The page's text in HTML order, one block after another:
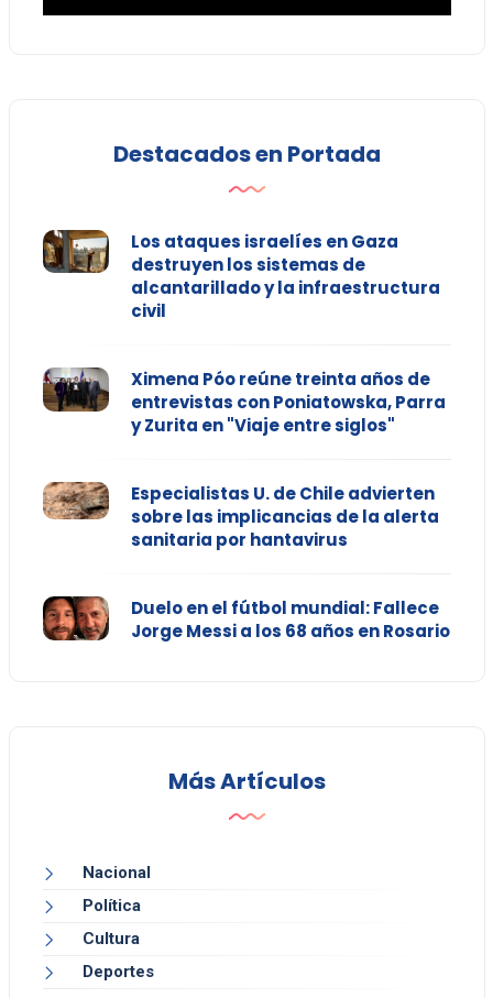
Destacados en Portada
Los ataques israelíes en Gaza
destruyen los sistemas de
alcantarillado y la infraestructura
civil
Ximena Póo reúne treinta años de
entrevistas con Poniatowska, Parra
y Zurita en "Viaje entre siglos"
Especialistas U. de Chile advierten
sobre las implicancias de la alerta
sanitaria por hantavirus
Duelo en el fútbol mundial: Fallece
Jorge Messi a los 68 años en Rosario
Más Artículos
Nacional
Política
Cultura
Deportes